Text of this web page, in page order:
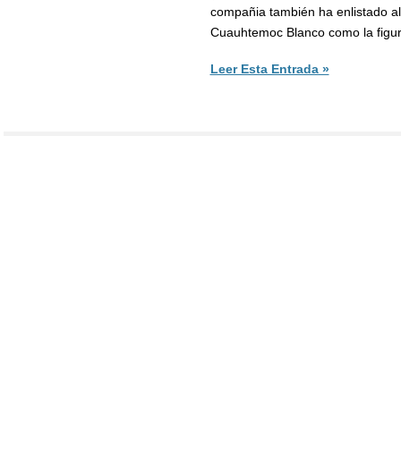
compañia también ha enlistado
Cuauhtemoc Blanco como la
Leer Esta Entrada »